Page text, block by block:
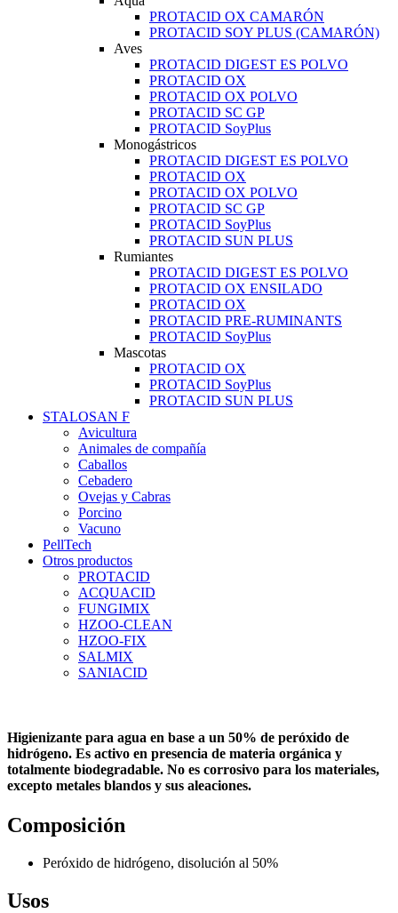
PROTACID OX CAMARÓN
PROTACID SOY PLUS (CAMARÓN)
Aves
PROTACID DIGEST ES POLVO
PROTACID OX
PROTACID OX POLVO
PROTACID SC GP
PROTACID SoyPlus
Monogástricos
PROTACID DIGEST ES POLVO
PROTACID OX
PROTACID OX POLVO
PROTACID SC GP
PROTACID SoyPlus
PROTACID SUN PLUS
Rumiantes
PROTACID DIGEST ES POLVO
PROTACID OX ENSILADO
PROTACID OX
PROTACID PRE-RUMINANTS
PROTACID SoyPlus
Mascotas
PROTACID OX
PROTACID SoyPlus
PROTACID SUN PLUS
STALOSAN F
Avicultura
Animales de compañía
Caballos
Cebadero
Ovejas y Cabras
Porcino
Vacuno
PellTech
Otros productos
PROTACID
ACQUACID
FUNGIMIX
HZOO-CLEAN
HZOO-FIX
SALMIX
SANIACID
Higienizante para agua en base a un 50% de peróxido de
hidrógeno. Es activo en presencia de materia orgánica y
totalmente biodegradable. No es corrosivo para los materiales,
excepto metales blandos y sus aleaciones.
Composición
Peróxido de hidrógeno, disolución al 50%
Usos